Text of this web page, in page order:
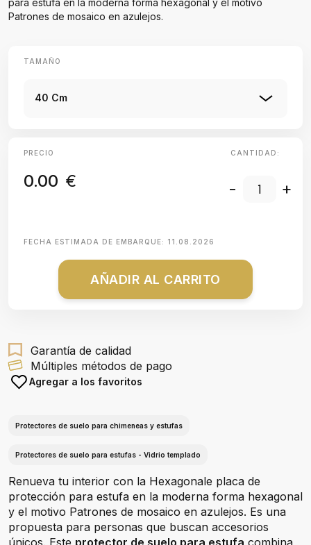
para estufa en la moderna forma hexagonal y el motivo
Patrones de mosaico en azulejos.
TAMAÑO
40 Cm
PRECIO
0.00 €
CANTIDAD:
- +
FECHA ESTIMADA DE EMBARQUE: 11.08.2026
AÑADIR AL CARRITO
Garantía de calidad
Múltiples métodos de pago
Agregar a los favoritos
Protectores de suelo para chimeneas y estufas
Protectores de suelo para estufas - Vidrio templado
Renueva tu interior con la Hexagonale placa de
protección para estufa en la moderna forma hexagonal
y el motivo Patrones de mosaico en azulejos. Es una
propuesta para personas que buscan accesorios
únicos. Este protector de suelo para estufa combina